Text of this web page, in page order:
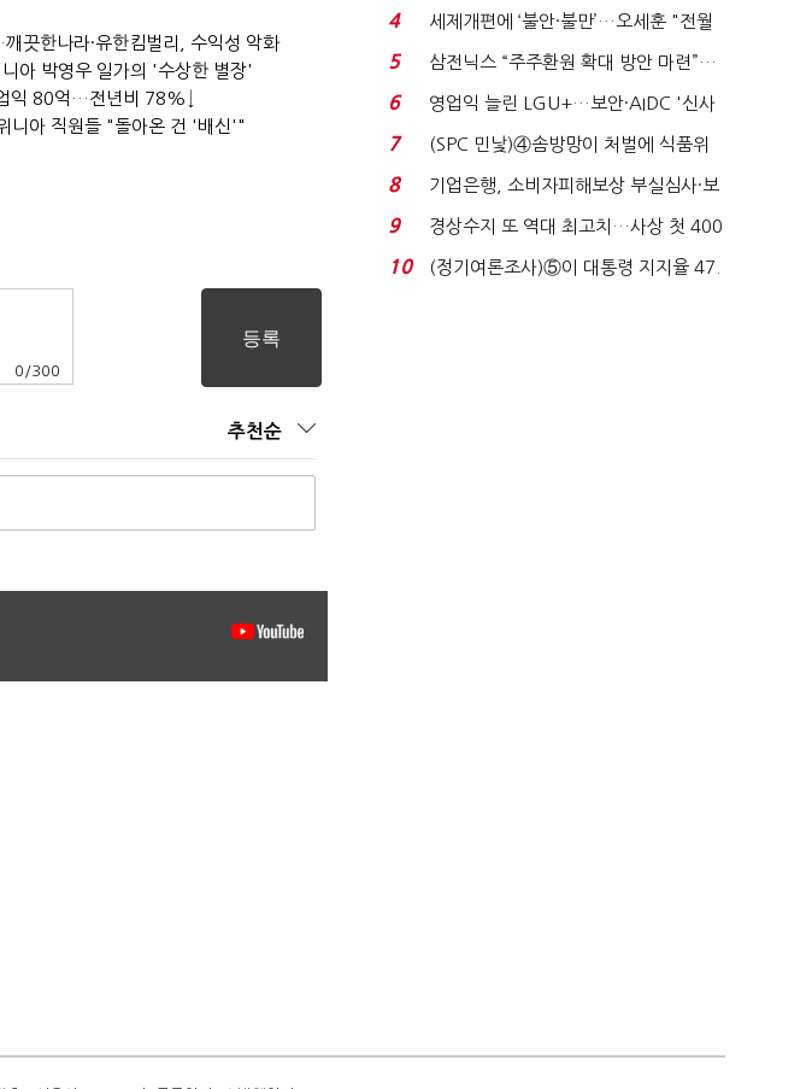
끗한나라·유한킴벌리, 수익성 악화
아 박영우 일가의 '수상한 별장'
익 80억…전년비 78%↓
니아 직원들 "돌아온 건 '배신'"
0 /300
추천순
'초접전'…대통령 ...
4
세제개편에 ‘불안·불만’…오세훈 "전월
세 구하기 더 ...
5
삼전닉스 “주주환원 확대 방안 마련”…
로이터에 성명...
6
영업익 늘린 LGU+…보안·AIDC '신사
업 드라이브'...
7
(SPC 민낯)④솜방망이 처벌에 식품위
생법 위반 반복...
8
기업은행, 소비자피해보상 부실심사·보
이스피싱 공시 ...
9
경상수지 또 역대 최고치…사상 첫 400
억달러에 '3% 성...
10
(정기여론조사)⑤이 대통령 지지율 47.